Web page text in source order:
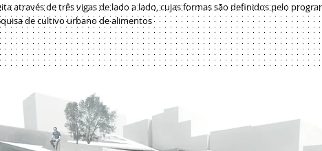
através de três vigas de lado a lado, cujas formas são definidos pelo
de cultivo urbano de alimentos